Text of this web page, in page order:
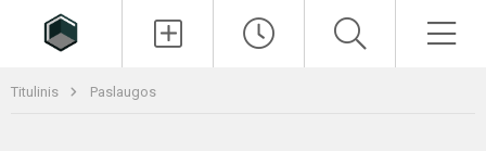
Titulinis Paslaugos